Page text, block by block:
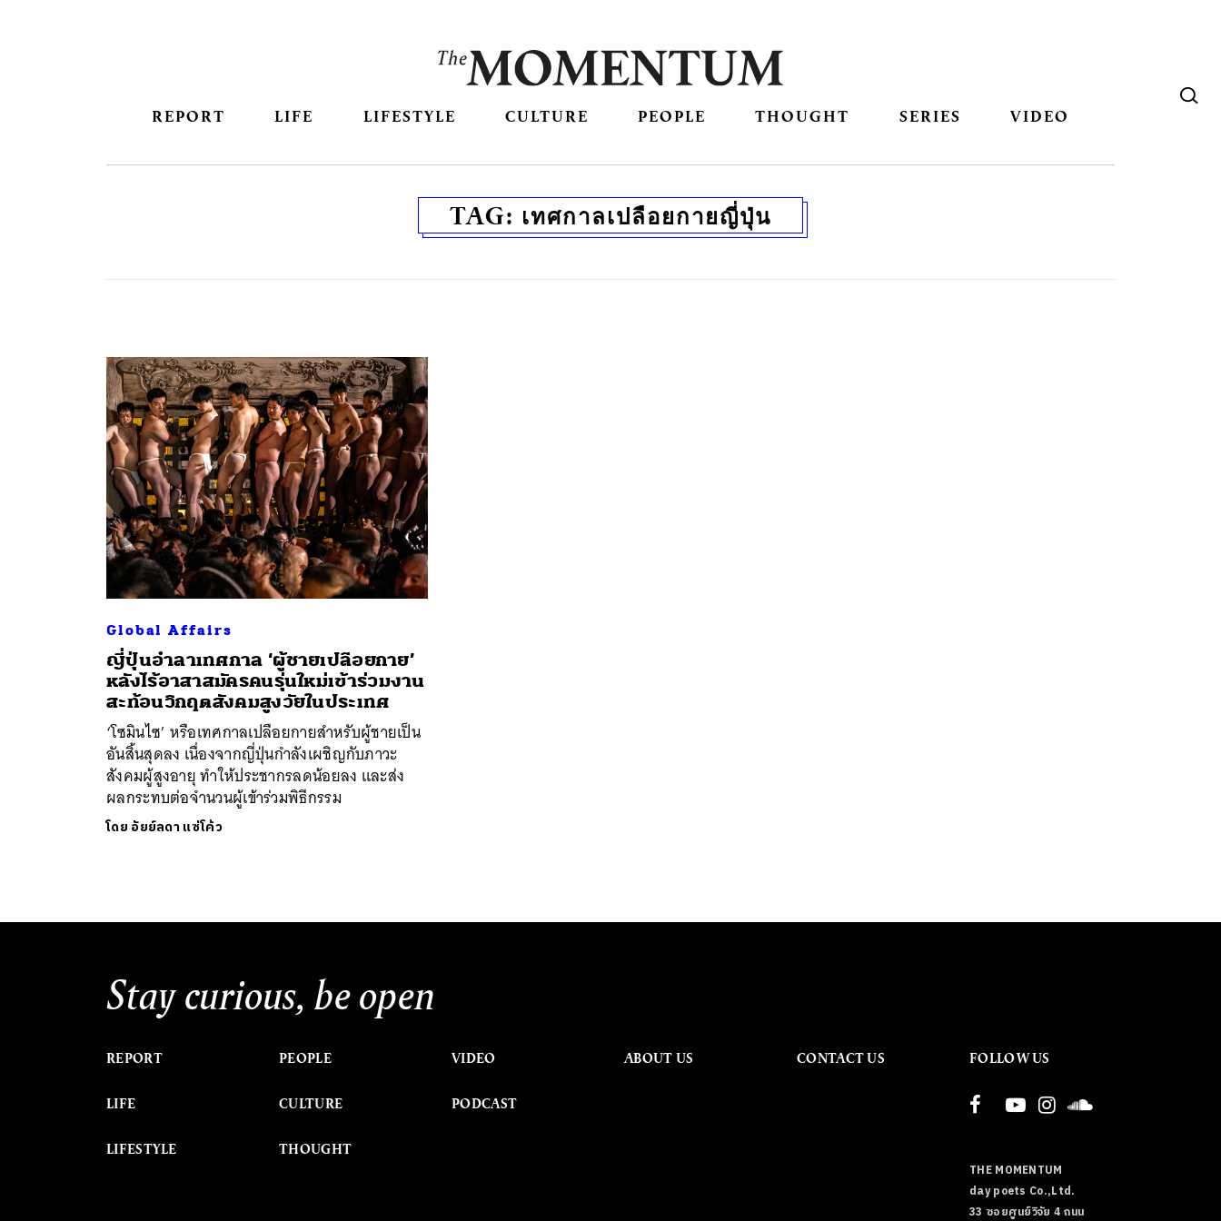
REPORT LIFE LIFESTYLE CULTURE PEOPLE THOUGHT SERIES VIDEO
TAG: เทศกาลเปลือยกายญี่ปุ่น
Global Affairs
ญี่ปุ่นอำลาเทศกาล ‘ผู้ชายเปลือยกาย’
หลังไร้อาสาสมัครคนรุ่นใหม่เข้าร่วมงาน
สะท้อนวิกฤตสังคมสูงวัยในประเทศ
‘โซมินไซ’ หรือเทศกาลเปลือยกายสำหรับผู้ชายเป็น
อันสิ้นสุดลง เนื่องจากญี่ปุ่นกำลังเผชิญกับภาวะ
สังคมผู้สูงอายุ ทำให้ประชากรลดน้อยลง และส่ง
ผลกระทบต่อจำนวนผู้เข้าร่วมพิธีกรรม
โดย อัยย์ลดา แซ่โค้ว
Stay curious, be open
REPORT
LIFE
LIFESTYLE
PEOPLE
CULTURE
THOUGHT
VIDEO
PODCAST
ABOUT US CONTACT US FOLLOW US
THE MOMENTUM
day poets Co.,Ltd.
33 ซอยศูนย์วิจัย 4 ถนน
ค้นหา